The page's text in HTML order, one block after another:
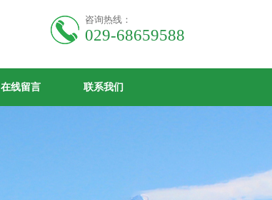
咨询热线：
029-68659588
在线留言 联系我们